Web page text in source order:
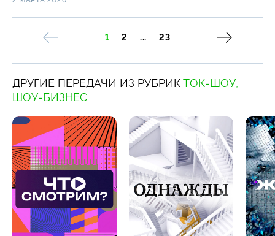
1 2 ... 23
ДРУГИЕ ПЕРЕДАЧИ ИЗ РУБРИКТОК-ШОУ,
ШОУ-БИЗНЕС